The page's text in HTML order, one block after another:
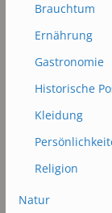
Brauchtum
Ernährung
Gastronomie
Historische
Kleidung
Religion
Natur